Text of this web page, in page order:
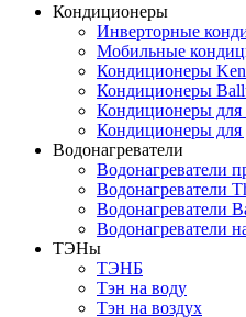
Кондиционеры
Инверторные
Мобильные
Кондиционеры
Кондиционеры
Кондиционеры для
Кондиционеры для
Водонагреватели
Водонагреватели
Водонагреватели
Водонагреватели
Водонагреватели
ТЭНы
ТЭНБ
Тэн на воду
Тэн на воздух